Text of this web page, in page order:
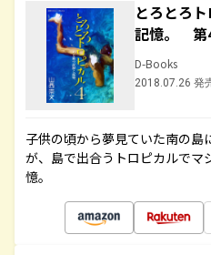
とろとろ
記憶。 第
D-Books
2018.07.26 発
子供の頃から夢見ていた南の
が、島で出合うトロピカルでマ
憶。